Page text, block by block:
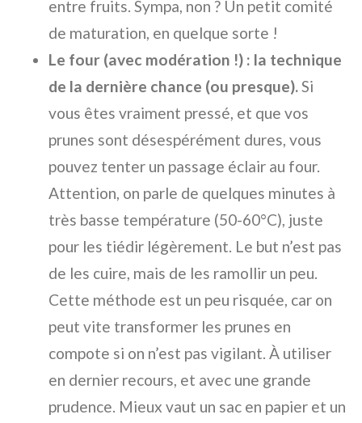
entre fruits. Sympa, non ? Un petit comité
de maturation, en quelque sorte !
Le four (avec modération !) : la technique
de la dernière chance (ou presque).Si
vous êtes vraiment pressé, et que vos
prunes sont désespérément dures, vous
pouvez tenter un passage éclair au four.
Attention, on parle de quelques minutes à
très basse température (50-60°C), juste
pour les tiédir légèrement. Le but n’est pas
de les cuire, mais de les ramollir un peu.
Cette méthode est un peu risquée, car on
peut vite transformer les prunes en
compote si on n’est pas vigilant. À utiliser
en dernier recours, et avec une grande
prudence. Mieux vaut un sac en papier et un